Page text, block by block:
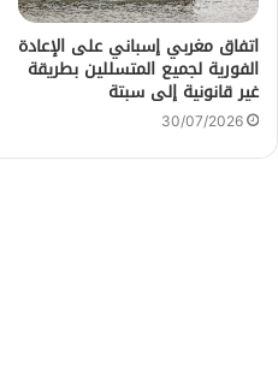
اتفاق مغربي إسباني على الإعادة
الفورية لجميع المتسللين بطريقة
غير قانونية إلى سبتة
30/07/2026